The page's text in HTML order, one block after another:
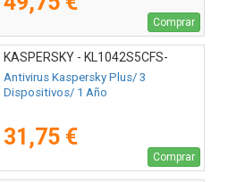
Comprar
KASPERSKY - KL1042S5CFS-
MSBES
Antivirus Kaspersky Plus/ 3
Dispositivos/ 1 Año
31,75 €
Comprar